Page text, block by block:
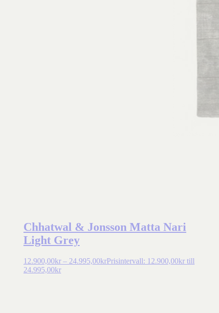
Chhatwal & Jonsson Matta Nari
Light Grey
12.900,00kr – 24.995,00krPrisintervall: 12.900,00kr till
24.995,00kr